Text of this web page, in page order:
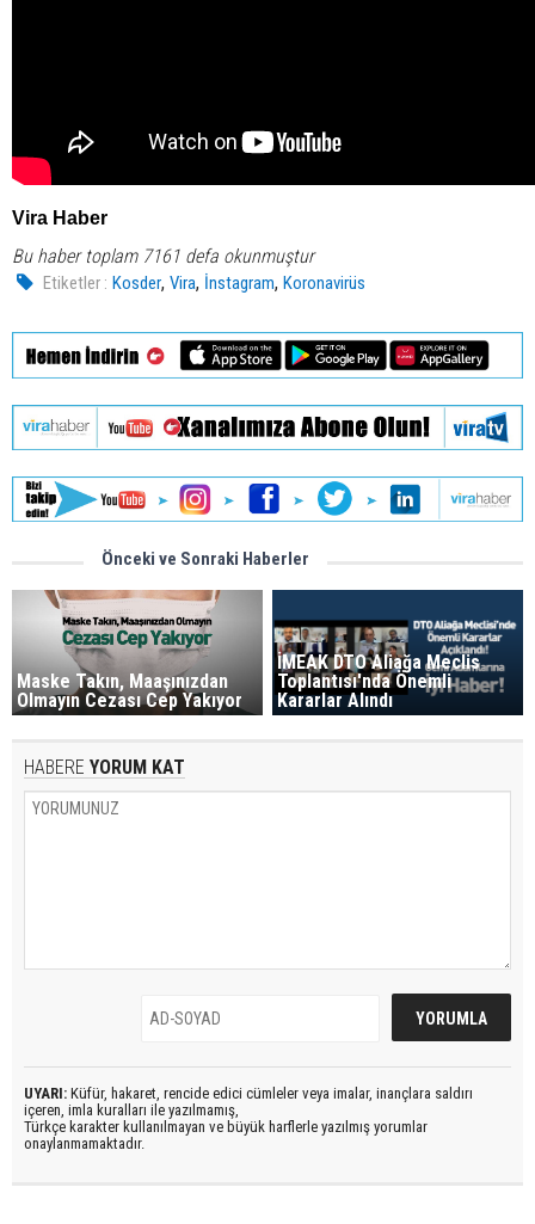
Vira Haber
Bu haber toplam 7161 defa okunmuştur
Etiketler : Kosder,Vira, İnstagram,Koronavirüs
Önceki ve Sonraki Haberler
Maske Takın, Maaşınızdan
Olmayın Cezası Cep Yakıyor
İMEAK DTO Aliağa Meclis
Toplantısı'nda Önemli
Kararlar Alındı
HABERE YORUM KAT
UYARI: Küfür, hakaret, rencide edici cümleler veya imalar, inançlara saldırı
içeren, imla kuralları ile yazılmamış,
Türkçe karakter kullanılmayan ve büyük harflerle yazılmış yorumlar
onaylanmamaktadır.